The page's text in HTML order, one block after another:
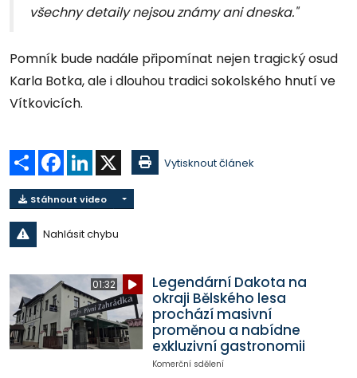
všechny detaily nejsou známy ani dneska."
Pomník bude nadále připomínat nejen tragický osud
Karla Botka, ale i dlouhou tradici sokolského hnutí ve
Vítkovicích.
Sdílet Facebook
LinkedIn Vytisknout článek
Stáhnout video
Nahlásit chybu
01:32
Legendární Dakota na
okraji Bělského lesa
prochází masivní
proměnou a nabídne
exkluzivní gastronomii
Komerční sdělení